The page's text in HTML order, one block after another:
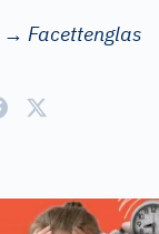
→ Facettenglas